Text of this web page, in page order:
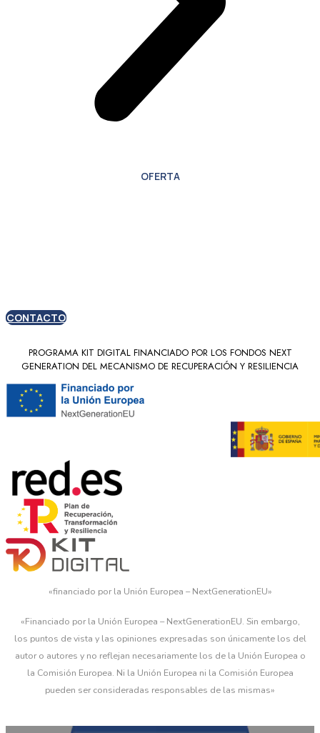
OFERTA
CONTACTO
PROGRAMA KIT DIGITAL FINANCIADO POR LOS FONDOS NEXT
GENERATION DEL MECANISMO DE RECUPERACIÓN Y RESILIENCIA
«financiado por la Unión Europea – NextGenerationEU»
«Financiado por la Unión Europea – NextGenerationEU. Sin embargo,
los puntos de vista y las opiniones expresadas son únicamente los del
autor o autores y no reflejan necesariamente los de la Unión Europea o
la Comisión Europea. Ni la Unión Europea ni la Comisión Europea
pueden ser consideradas responsables de las mismas»